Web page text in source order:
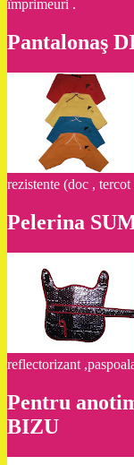
împrimeuri .
Pantalonaş
rezistente (doc ,
Pelerina
reflectorizant
Pentru
BIZU